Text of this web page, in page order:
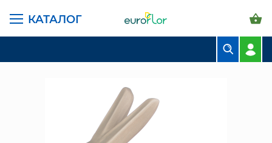
КАТАЛОГ
ЦВЕТЫ В ПАЧКАХ
СВАДЕБНАЯ ФЛОРИСТИКА
ГЛАВНАЯ СТРАНИЦА КАТАЛОГ
ПРЕДМЕТЫ ИНТЕРЬЕРА